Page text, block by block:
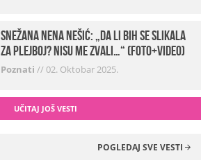
Snežana Nena Nešić: „Da li bih se slikala
za Plejboj? Nisu me zvali…“ (FOTO+VIDEO)
Poznati //02. Oktobar 2025.
UČITAJ JOŠ VESTI
POGLEDAJ SVE VESTI